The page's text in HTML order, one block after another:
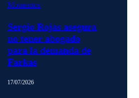
Momentos
Sergio Rojas asegura
no tener abogado
para la demanda de
Farkas
17/07/2026